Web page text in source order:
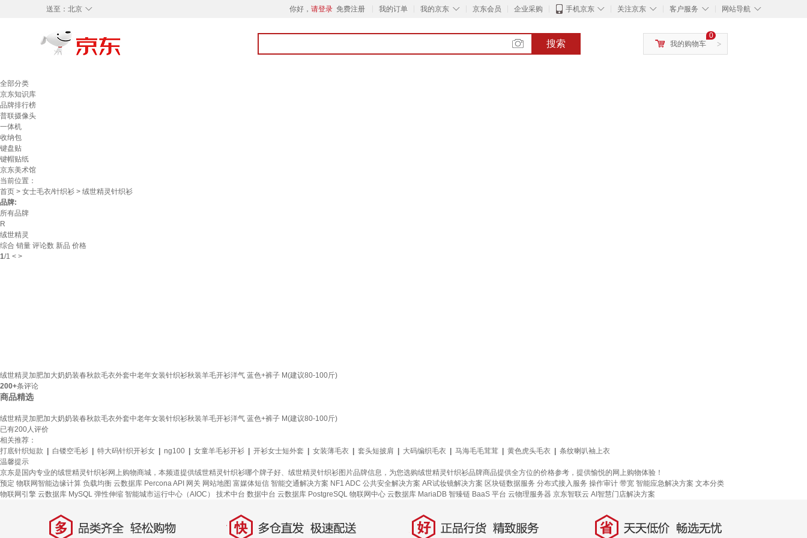
◇
送至： 北京 你好， 请登录 免费注册 我的订单 ◇
我的京东 京东会员 企业采购 ◇
手机京东 ◇
关注京东 ◇
客户服务 ◇
网站导航
搜索 >
0
我的购物车
全部分类
京东知识库
品牌排行榜
普联摄像头
一体机
收纳包
键盘贴
键帽贴纸
京东美术馆
当前位置：
首页 > 女士毛衣/针织衫 > 绒世精灵针织衫
品牌:
所有品牌
R
绒世精灵
综合 销量 评论数 新品 价格
1/1 < >
绒世精灵加肥加大奶奶装春秋款毛衣外套中老年女装针织衫秋装羊毛开衫洋气 蓝色+裤子 M(建议80-100斤)
200+条评论
商品精选
绒世精灵加肥加大奶奶装春秋款毛衣外套中老年女装针织衫秋装羊毛开衫洋气 蓝色+裤子 M(建议80-100斤)
已有200人评价
相关推荐：
打底针织短款
白镂空毛衫 特大码针织开衫女 ng100 女童羊毛衫开衫 开衫女士短外套 女装薄毛衣 套头短披肩 大码编织毛衣 马海毛毛茸茸 黄色虎头毛衣
条纹喇叭袖上衣
温馨提示
京东是国内专业的绒世精灵针织衫网上购物商城，本频道提供绒世精灵针织衫哪个牌子好、绒世精灵针织衫图片品牌信息，为您选购绒世精灵针织衫品牌商品提供全方位的价格参考，提供愉悦的网上购物体验！
预定 物联网智能边缘计算 负载均衡 云数据库 PerconaAPI 网关 网站地图 富媒体短信 智能交通解决方案 NF1 ADC 公共安全解决方案 AR试妆镜解决方案 区块链数据服务 分布式接入服务 操作审计 带宽 智能应急解决方案 文本分类
物联网引擎 云数据库 MySQL 弹性伸缩 智能城市运行中心（AIOC） 技术中台 数据中台 云数据库 PostgreSQL 物联网中心 云数据库 MariaDB 智臻链 BaaS 平台 云物理服务器 京东智联云 AI智慧门店解决方案
多 品类齐全，轻松购物 快 多仓直发，极速配送 好 正品行货，精致服务 省 天天低价，畅选无忧